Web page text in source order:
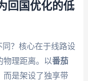
回国优化的低
？核心在于线路设
物理距离。以番茄
而是架设了独享带